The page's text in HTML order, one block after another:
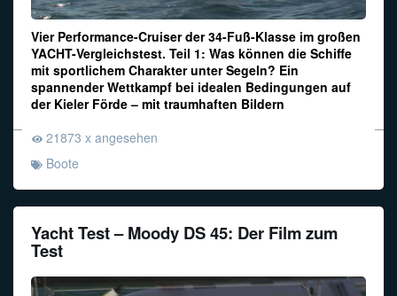
Vier Performance-Cruiser der 34-Fuß-Klasse im großen
YACHT-Vergleichstest. Teil 1: Was können die Schiffe
mit sportlichem Charakter unter Segeln? Ein
spannender Wettkampf bei idealen Bedingungen auf
der Kieler Förde – mit traumhaften Bildern
21873 x angesehen
Boote
Yacht Test – Moody DS 45: Der Film zum
Test